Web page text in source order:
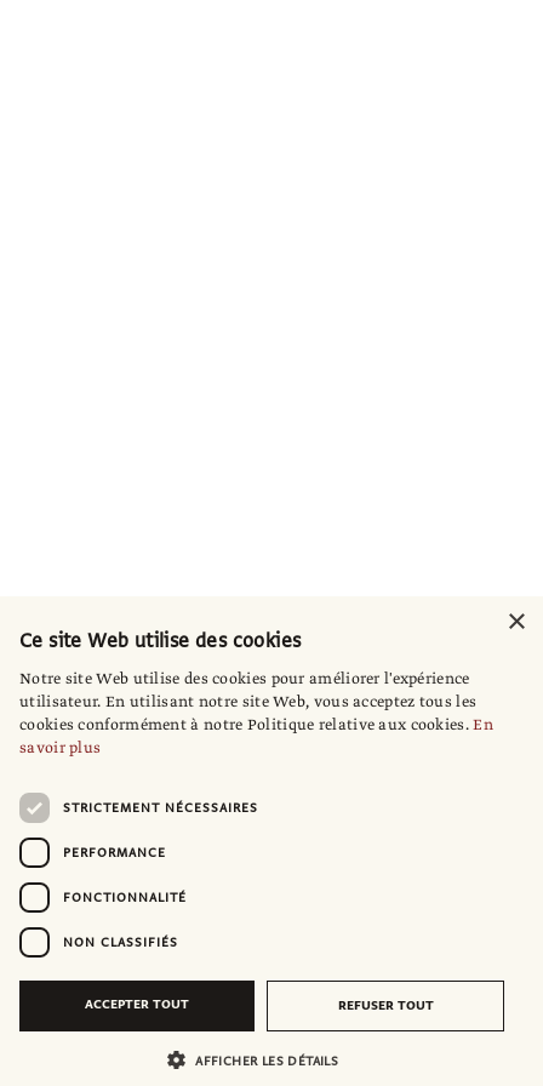
×
Ce site Web utilise des cookies
Notre site Web utilise des cookies pour améliorer l'expérience
utilisateur. En utilisant notre site Web, vous acceptez tous les
cookies conformément à notre Politique relative aux cookies.En
savoir plus
STRICTEMENT NÉCESSAIRES
PERFORMANCE
FONCTIONNALITÉ
NON CLASSIFIÉS
ACCEPTER TOUT REFUSER TOUT
AFFICHER LES DÉTAILS